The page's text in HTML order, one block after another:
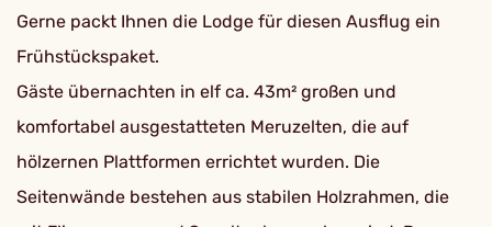
Gerne packt Ihnen die Lodge für diesen Ausflug ein
Frühstückspaket.
Gäste übernachten in elf ca. 43m² großen und
komfortabel ausgestatteten Meruzelten, die auf
hölzernen Plattformen errichtet wurden. Die
Seitenwände bestehen aus stabilen Holzrahmen, die